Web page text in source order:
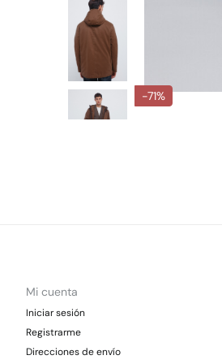
-71%
Mi cuenta
Iniciar sesión
Registrarme
Direcciones de envío